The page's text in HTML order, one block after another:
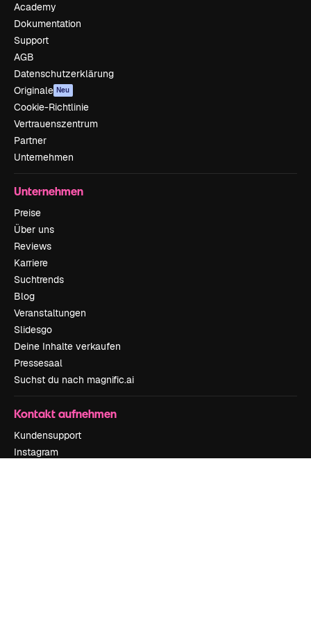
Academy
Dokumentation
Support
AGB
Datenschutzerklärung
Originale Neu
Cookie-Richtlinie
Vertrauenszentrum
Partner
Unternehmen
Unternehmen
Preise
Über uns
Reviews
Karriere
Suchtrends
Blog
Veranstaltungen
Slidesgo
Deine Inhalte verkaufen
Pressesaal
Suchst du nach magnific.ai
Kontakt aufnehmen
Kundensupport
Instagram